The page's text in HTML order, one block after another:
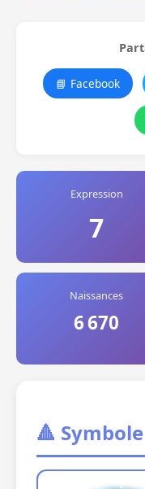
📘 Facebook
Expression
7
Naissances
6 670
🔺